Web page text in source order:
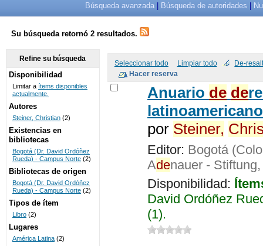
SISTEMAS
DE
BIBLIOTECAS
UNICOC
Búsqueda avanzada Búsqueda de autoridades
Su búsqueda retornó 2 resultados.
Seleccionar todo Limpiar todo De-
Anuario de de
por Steiner,
Editor: Bogotá
Adenauer -
Disponibilidad:
David Ordóñez
(1).
Refine su búsqueda
Disponibilidad
Limitar a ítems disponibles
actualmente.
Autores
Steiner, Christian (2)
Existencias en
bibliotecas
Bogotá (Dr. David Ordóñez
Rueda) - Campus Norte (2)
Bibliotecas de origen
Bogotá (Dr. David Ordóñez
Rueda) - Campus Norte (2)
Tipos de ítem
Libro (2)
Lugares
América Latina (2)